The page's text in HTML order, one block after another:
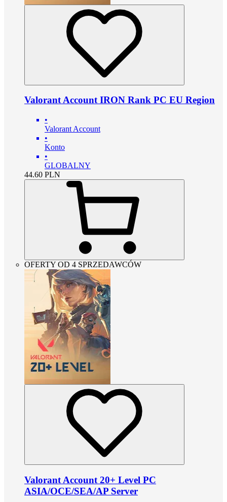
Valorant Account IRON Rank PC EU Region
•
Valorant Account
•
Konto
•
GLOBALNY
44.60 PLN
OFERTY OD 4 SPRZEDAWCÓW
Valorant Account 20+ Level PC
ASIA/OCE/SEA/AP Server